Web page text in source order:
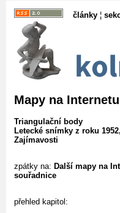
články ¦
Mapy na
Triangulační body
Letecké snímky z roku
Zajímavosti
zpátky na: Další mapy na
souřadnice
přehled kapitol: